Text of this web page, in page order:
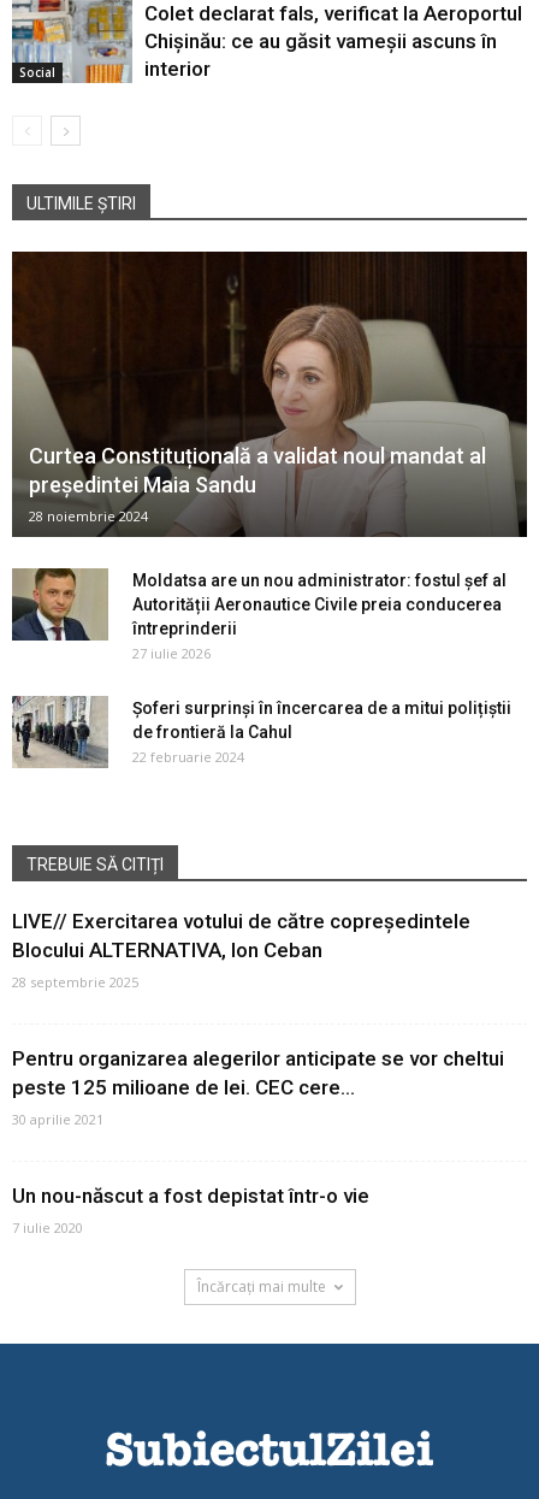
Social
Colet declarat fals, verificat la Aeroportul
Chișinău: ce au găsit vameșii ascuns în
interior
ULTIMILE ȘTIRI
Curtea Constituțională a validat noul mandat al
președintei Maia Sandu
28 noiembrie 2024
Moldatsa are un nou administrator: fostul șef al
Autorității Aeronautice Civile preia conducerea
întreprinderii
27 iulie 2026
Șoferi surprinși în încercarea de a mitui polițiștii
de frontieră la Cahul
22 februarie 2024
TREBUIE SĂ CITIȚI
LIVE// Exercitarea votului de către copreședintele
Blocului ALTERNATIVA, Ion Ceban
28 septembrie 2025
Pentru organizarea alegerilor anticipate se vor cheltui
peste 125 milioane de lei. CEC cere...
30 aprilie 2021
Un nou-născut a fost depistat într-o vie
7 iulie 2020
Încărcați mai multe